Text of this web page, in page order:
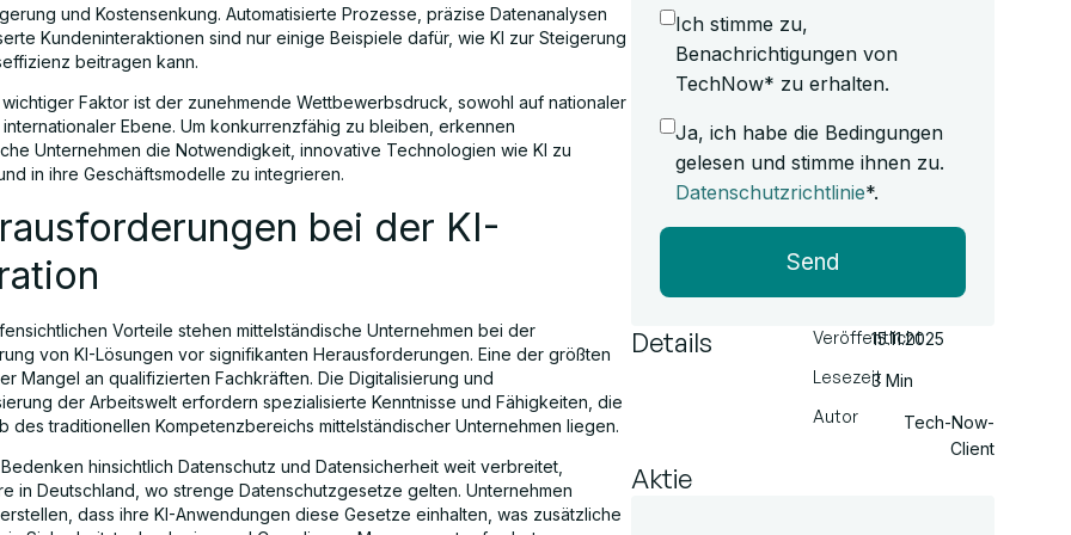
und Kostensenkung. Automatisierte Prozesse, präzise Datenanalysen
Kundeninteraktionen sind nur einige Beispiele dafür, wie KI zur Steigerung
beitragen kann.
Faktor ist der zunehmende Wettbewerbsdruck, sowohl auf nationaler
Ebene. Um konkurrenzfähig zu bleiben, erkennen
Unternehmen die Notwendigkeit, innovative Technologien wie KI zu
in ihre Geschäftsmodelle zu integrieren.
bei der KI-
Vorteile stehen mittelständische Unternehmen bei der
von KI-Lösungen vor signifikanten Herausforderungen. Eine der größten
Mangel an qualifizierten Fachkräften. Die Digitalisierung und
der Arbeitswelt erfordern spezialisierte Kenntnisse und Fähigkeiten, die
des traditionellen Kompetenzbereichs mittelständischer Unternehmen liegen.
hinsichtlich Datenschutz und Datensicherheit weit verbreitet,
in Deutschland, wo strenge Datenschutzgesetze gelten. Unternehmen
dass ihre KI-Anwendungen diese Gesetze einhalten, was zusätzliche
Ich stimme zu,
Benachrichtigungen von
TechNow* zu erhalten.
Ja, ich habe die Bedingungen
gelesen und stimme ihnen zu.
Datenschutzrichtlinie*.
Send
Details
Veröffentlicht
Lesezeit
Autor
15.11.2025
3 Min
Tech-Now-
Client
Aktie